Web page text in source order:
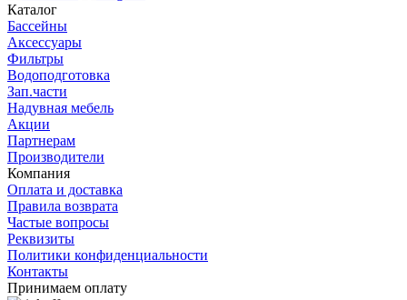
Каталог
Бассейны
Аксессуары
Фильтры
Водоподготовка
Зап.части
Надувная мебель
Акции
Партнерам
Производители
Компания
Оплата и доставка
Правила возврата
Частые вопросы
Реквизиты
Политики конфиденциальности
Контакты
Принимаем оплату